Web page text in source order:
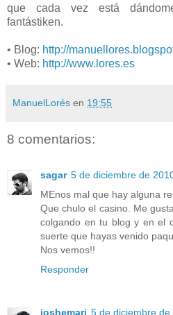
que cada vez está
fantástiken.
• Blog: http://
• Web: http://www.lores.es
ManuelLorés en 19:55
8 comentarios:
sagar 5 de diciembre de
MEnos mal que hay alguna
Que chulo el casino. Me
colgando en tu blog y en el
suerte que hayas venido
Nos vemos!!
Responder
joshemari 5 de diciembre